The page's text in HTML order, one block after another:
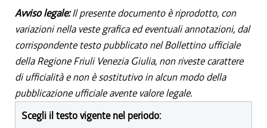
Avviso legale:Il presente documento è riprodotto, con
variazioni nella veste grafica ed eventuali annotazioni, dal
corrispondente testo pubblicato nel Bollettino ufficiale
della Regione Friuli Venezia Giulia, non riveste carattere
di ufficialità e non è sostitutivo in alcun modo della
pubblicazione ufficiale avente valore legale.
Scegli il testo vigente nel periodo: